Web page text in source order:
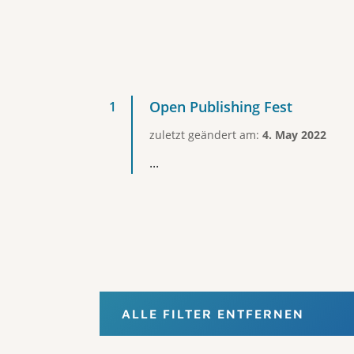
Open Publishing Fest
zuletzt geändert am: 4. May 2022
...
ALLE FILTER ENTFERNEN